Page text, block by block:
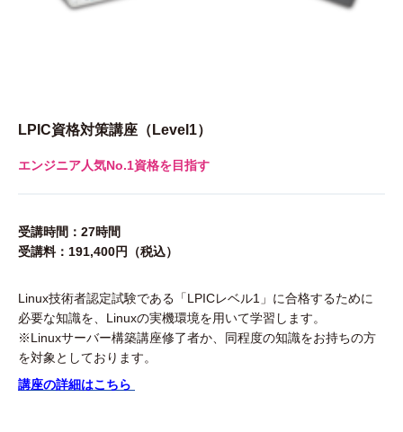
LPIC資格対策講座（Level1）
エンジニア人気No.1資格を目指す
受講時間：27時間
受講料：191,400円（税込）
Linux技術者認定試験である「LPICレベル1」に合格するために
必要な知識を、Linuxの実機環境を用いて学習します。
※Linuxサーバー構築講座修了者か、同程度の知識をお持ちの方
を対象としております。
講座の詳細はこちら